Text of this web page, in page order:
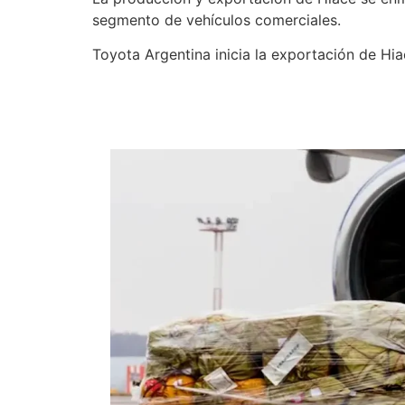
segmento de vehículos comerciales.
Toyota Argentina inicia la exportación de